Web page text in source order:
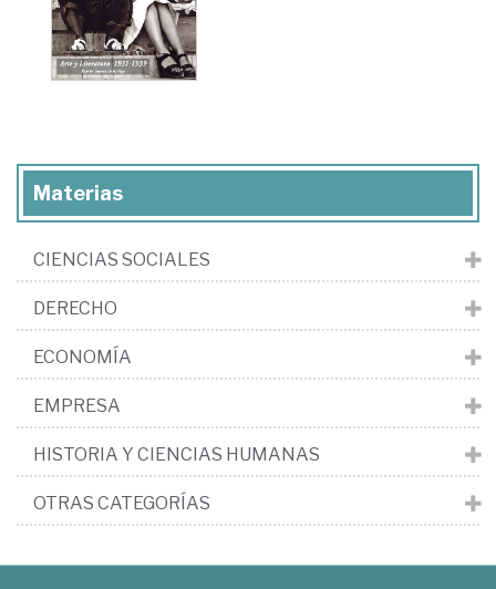
Materias
CIENCIAS SOCIALES
DERECHO
ECONOMÍA
EMPRESA
HISTORIA Y CIENCIAS HUMANAS
OTRAS CATEGORÍAS